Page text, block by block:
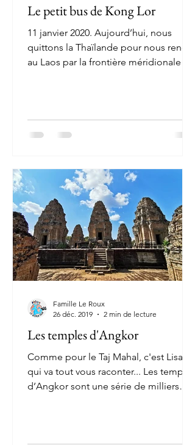
Le petit bus de Kong Lor
11 janvier 2020. Aujourd’hui, nous
quittons la Thaïlande pour nous rendre
au Laos par la frontière méridionale de
Les temples d'Angkor
Comme pour le Taj Mahal, c'est Lisa
qui va tout vous raconter... Les temples
d’Angkor sont une série de milliers
Famille Le Roux
26 déc. 2019
2 min de lecture